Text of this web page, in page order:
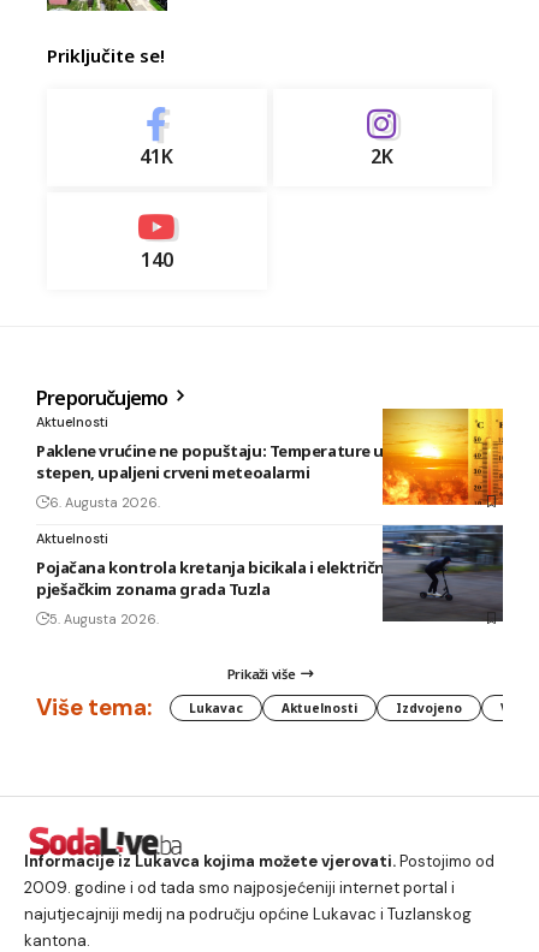
Priključite se!
41K 2K
140
Preporučujemo
Aktuelnosti
Paklene vrućine ne popuštaju: Temperature u BiH i do 41
stepen, upaljeni crveni meteoalarmi
6. Augusta 2026.
Aktuelnosti
Pojačana kontrola kretanja bicikala i električnih romobila u
pješačkim zonama grada Tuzla
5. Augusta 2026.
Prikaži više
Više tema: Lukavac Aktuelnosti Izdvojeno
Informacije iz Lukavca kojima možete vjerovati.Postojimo od
2009. godine i od tada smo najposjećeniji internet portal i
najutjecajniji medij na području općine Lukavac i Tuzlanskog
kantona.